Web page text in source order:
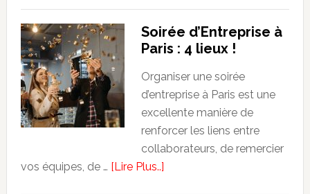
:
4
conseils
Comptables
Soirée d’Entreprise à
Paris : 4 lieux !
Organiser une soirée
d’entreprise à Paris est une
excellente manière de
renforcer les liens entre
collaborateurs, de remercier
vos équipes, de … [Lire Plus..]about